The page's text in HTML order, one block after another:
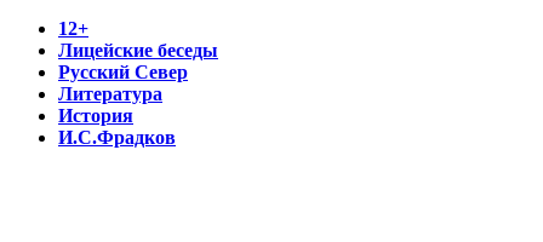
12+
Лицейские беседы
Русский Север
Литература
История
И.С.Фрадков